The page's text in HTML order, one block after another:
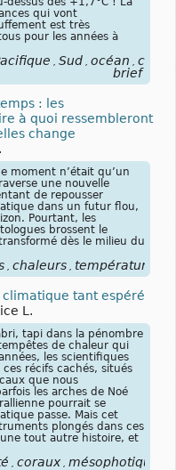
qui vont
est très
pour les années à
Sud océan
brief
: les
à quoi ressembleront
change
moment n’était qu’un
une nouvelle
de repousser
dans un futur flou,
Pourtant, les
brossent le
dès le milieu du
chaleurs températures
tant espéré
L.
tapi dans la pénombre
de chaleur qui
les scientifiques
récifs cachés, situés
que nous
les arches de Noé
pourrait se
passe. Mais cet
plongés dans ces
tout autre histoire, et
coraux mésophotiques